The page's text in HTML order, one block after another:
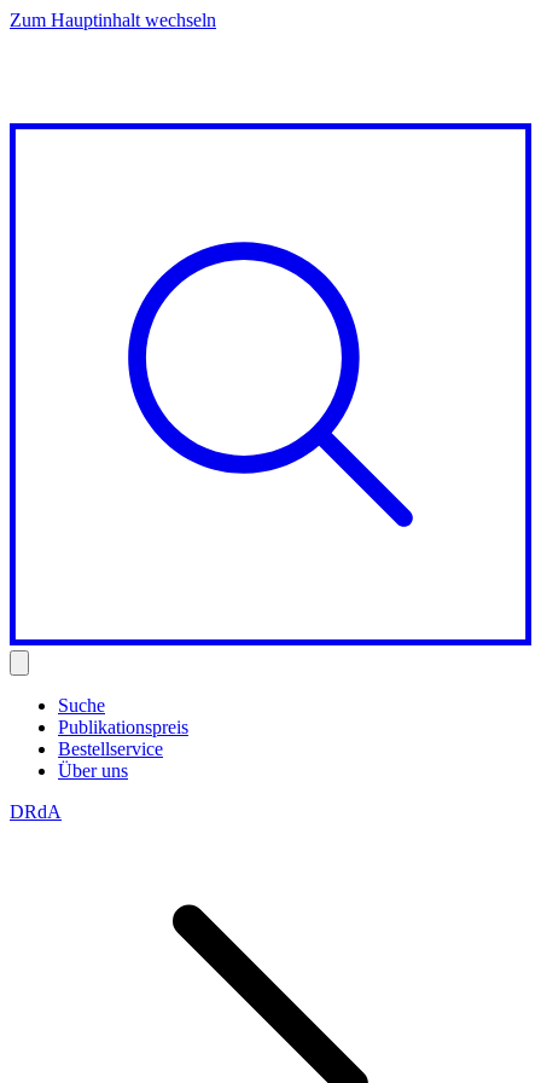
Zum Hauptinhalt wechseln
Suche
Publikationspreis
Bestellservice
Über uns
DRdA